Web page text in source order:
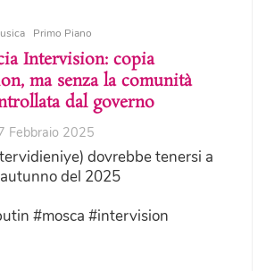
Primo Piano
Intervision: copia
ma senza la comunità
dal governo
Febbraio 2025
dovrebbe tenersi a
del 2025
#mosca #intervision